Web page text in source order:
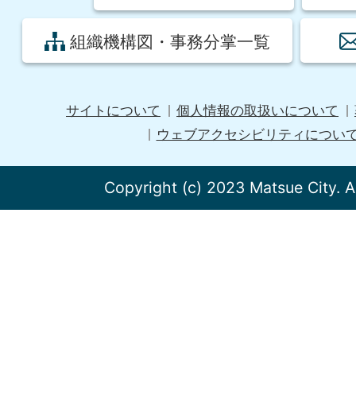
組織機構図・事務分掌一覧
サイトについて 個人情報の取扱いについて
ウェブアクセシビリティについ
Copyright (c) 2023 Matsue City.